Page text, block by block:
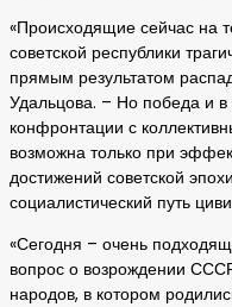
«Происходящие сейчас на
советской республики
прямым результатом
Удальцова. – Но победа и
конфронтации с
возможна только при
достижений советской
социалистический путь
«Сегодня – очень
вопрос о возрождении
народов, в котором